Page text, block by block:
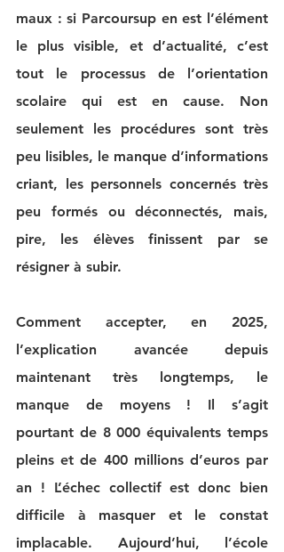
maux : si Parcoursup en est l’élément
le plus visible, et d’actualité, c’est
tout le processus de l’orientation
scolaire qui est en cause. Non
seulement les procédures sont très
peu lisibles, le manque d’informations
criant, les personnels concernés très
peu formés ou déconnectés, mais,
pire, les élèves finissent par se
résigner à subir.
Comment accepter, en 2025,
l’explication avancée depuis
maintenant très longtemps, le
manque de moyens ! Il s’agit
pourtant de 8 000 équivalents temps
pleins et de 400 millions d’euros par
an ! L’échec collectif est donc bien
difficile à masquer et le constat
implacable. Aujourd’hui, l’école